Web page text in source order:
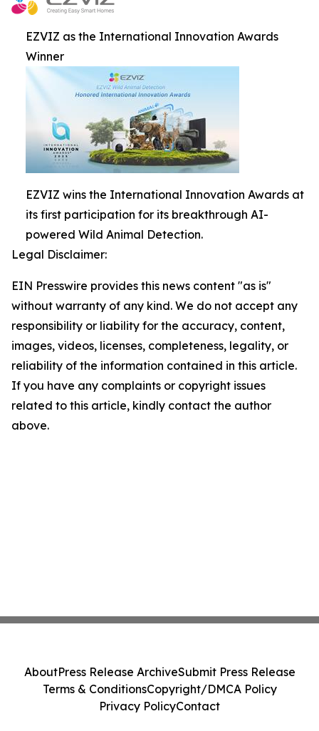
EZVIZ as the International Innovation Awards
Winner
EZVIZ wins the International Innovation Awards at
its first participation for its breakthrough AI-
powered Wild Animal Detection.
Legal Disclaimer:
EIN Presswire provides this news content "as is"
without warranty of any kind. We do not accept any
responsibility or liability for the accuracy, content,
images, videos, licenses, completeness, legality, or
reliability of the information contained in this article.
If you have any complaints or copyright issues
related to this article, kindly contact the author
above.
AboutPress Release ArchiveSubmit Press Release
Terms & ConditionsCopyright/DMCA Policy
Privacy PolicyContact